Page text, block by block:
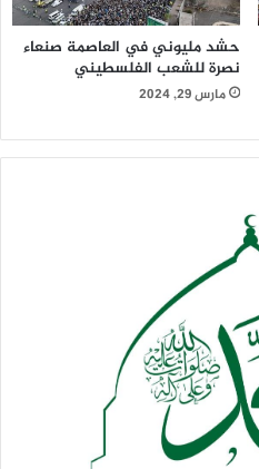
حشد مليوني في العاصمة صنعاء
نصرة للشعب الفلسطيني
مارس 29, 2024